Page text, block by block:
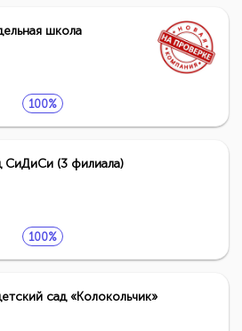
школа
100%
СиДиСи (3 филиала)
100%
сад «Колокольчик»